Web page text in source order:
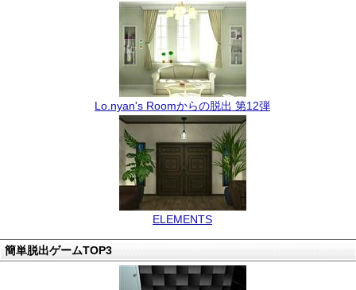
Lo.nyan's Roomからの脱出 第12弾
ELEMENTS
簡単脱出ゲームTOP3